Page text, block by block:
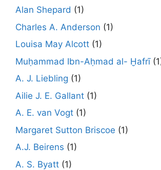
Alan Shepard (1)
Charles A. Anderson (1)
Louisa May Alcott (1)
Muḥammad Ibn-Aḥmad al- Ḫafrī
A. J. Liebling (1)
Ailie J. E. Gallant (1)
A. E. van Vogt (1)
Margaret Sutton Briscoe (1)
A.J. Beirens (1)
A. S. Byatt (1)